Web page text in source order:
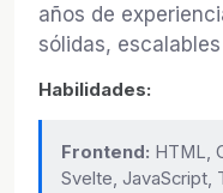
años de
sólidas,
Habilidades:
Frontend: HTML,
Svelte, JavaScript,